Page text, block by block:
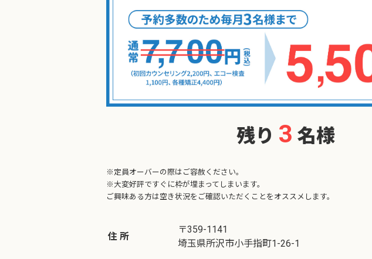
残り 3 名様
※定員オーバーの際はご容赦ください。
※大変好評ですぐに枠が埋まってしまいます。
ご興味ある方は空き状況をご確認いただくことをオススメします。
住 所
〒359-1141
埼玉県所沢市小手指町1-26-1